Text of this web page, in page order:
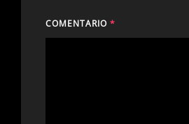
COMENTARIO *